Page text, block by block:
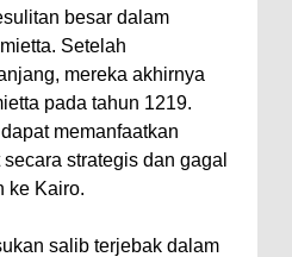
besar dalam
Setelah
mereka akhirnya
pada tahun 1219.
memanfaatkan
strategis dan gagal
ke Kairo.
salib terjebak dalam